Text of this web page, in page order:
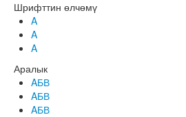
Шрифттин өлчөмү
A
A
A
Аралык
AБВ
AБВ
AБВ